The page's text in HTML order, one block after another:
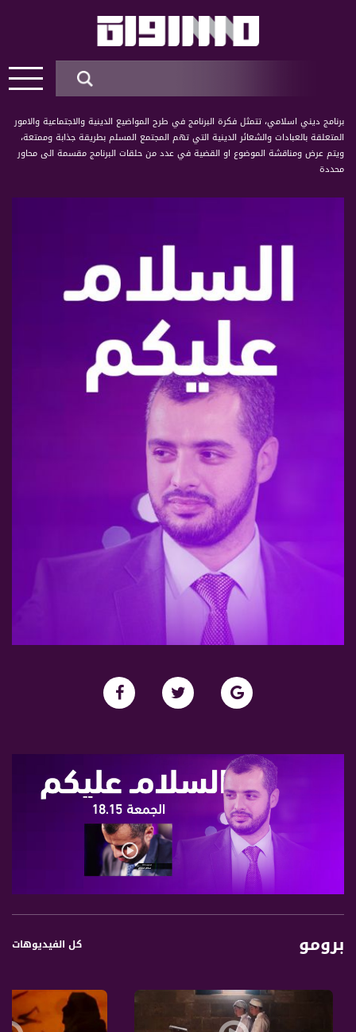
برنامج ديني اسلامي، تتمثل فكرة البرنامج في طرح المواضيع الدينية والاجتماعية والامور
المتعلقة بالعبادات والشعائر الدينية التي تهم المجتمع المسلم بطريقة جذابة وممتعة،
ويتم عرض ومناقشة الموضوع او القضية في عدد من حلقات البرنامج مقسمة الى محاور
محددة
برومو كل الفيديوهات